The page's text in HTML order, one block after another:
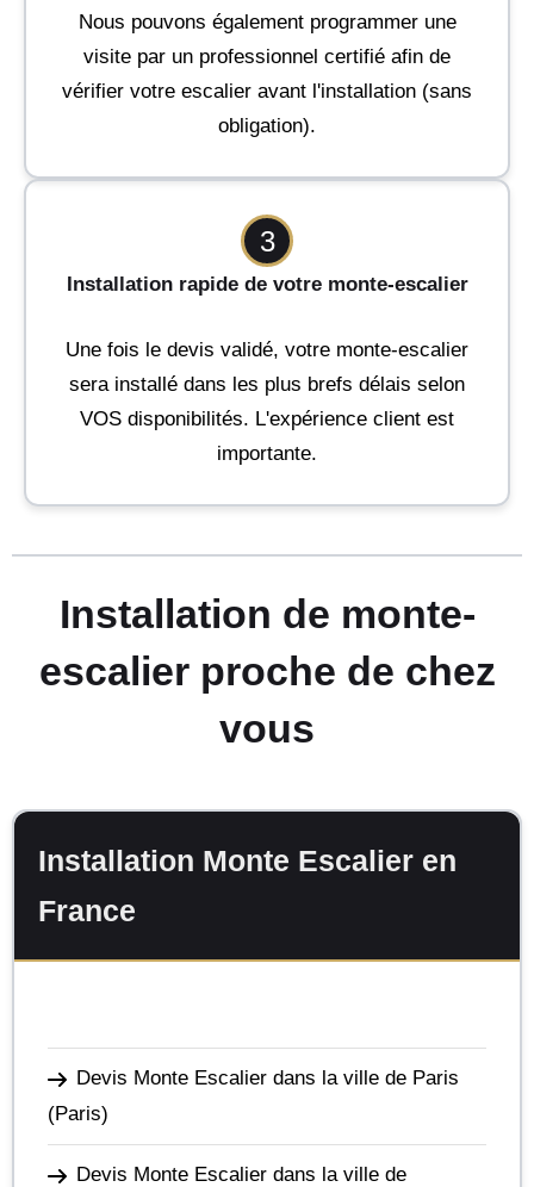
Nous pouvons également programmer une
visite par un professionnel certifié afin de
vérifier votre escalier avant l'installation (sans
obligation).
3
Installation rapide de votre monte-escalier
Une fois le devis validé, votre monte-escalier
sera installé dans les plus brefs délais selon
VOS disponibilités. L'expérience client est
importante.
Installation de monte-
escalier proche de chez
vous
Installation Monte Escalier en
France
Devis Monte Escalier dans la ville de Paris
(Paris)
Devis Monte Escalier dans la ville de